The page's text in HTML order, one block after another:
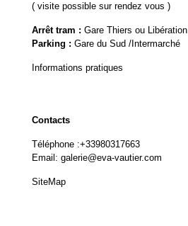
( visite possible sur rendez vous )
Arrêt tram : Gare Thiers ou Libération
Parking : Gare du Sud /Intermarché
Informations pratiques
Contacts
Téléphone :+33980317663
Email: galerie@eva-vautier.com
SiteMap